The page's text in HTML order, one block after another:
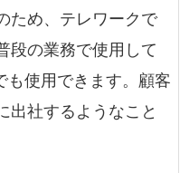
ため、テレワークで
段の業務で使用して
使用できます。顧客
出社するようなこと